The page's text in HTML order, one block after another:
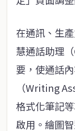
在通訊、生
慧通話助理
要，使通話
（Writing
格式化筆記
啟用。繪圖